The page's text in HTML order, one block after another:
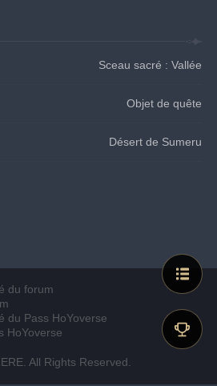
Sceau sacré : Vallée
Objet de quête
Désert de Sumeru
du forum
du Pass HoYoverse
HoYoverse
All Rights Reserved.